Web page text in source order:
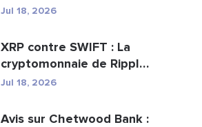
fusionné ? Article com...
Jul 18, 2026
XRP contre SWIFT : La
cryptomonnaie de Ripple
peut-elle remplacer...
Jul 18, 2026
Avis sur Chetwood Bank :